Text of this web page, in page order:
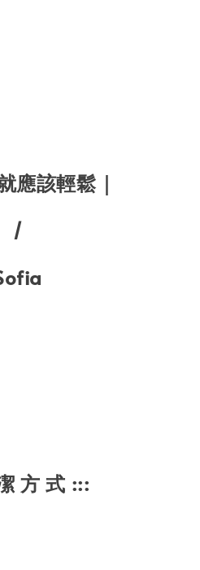
應該輕鬆 ｜
/
方 式 :::